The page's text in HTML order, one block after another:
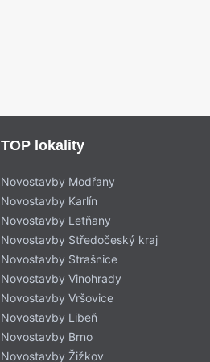
TOP lokality
Novostavby Modřany
Novostavby Karlín
Novostavby Letňany
Novostavby Středočeský kraj
Novostavby Strašnice
Novostavby Vinohrady
Novostavby Vršovice
Novostavby Libeň
Novostavby Brno
Novostavby Žižkov